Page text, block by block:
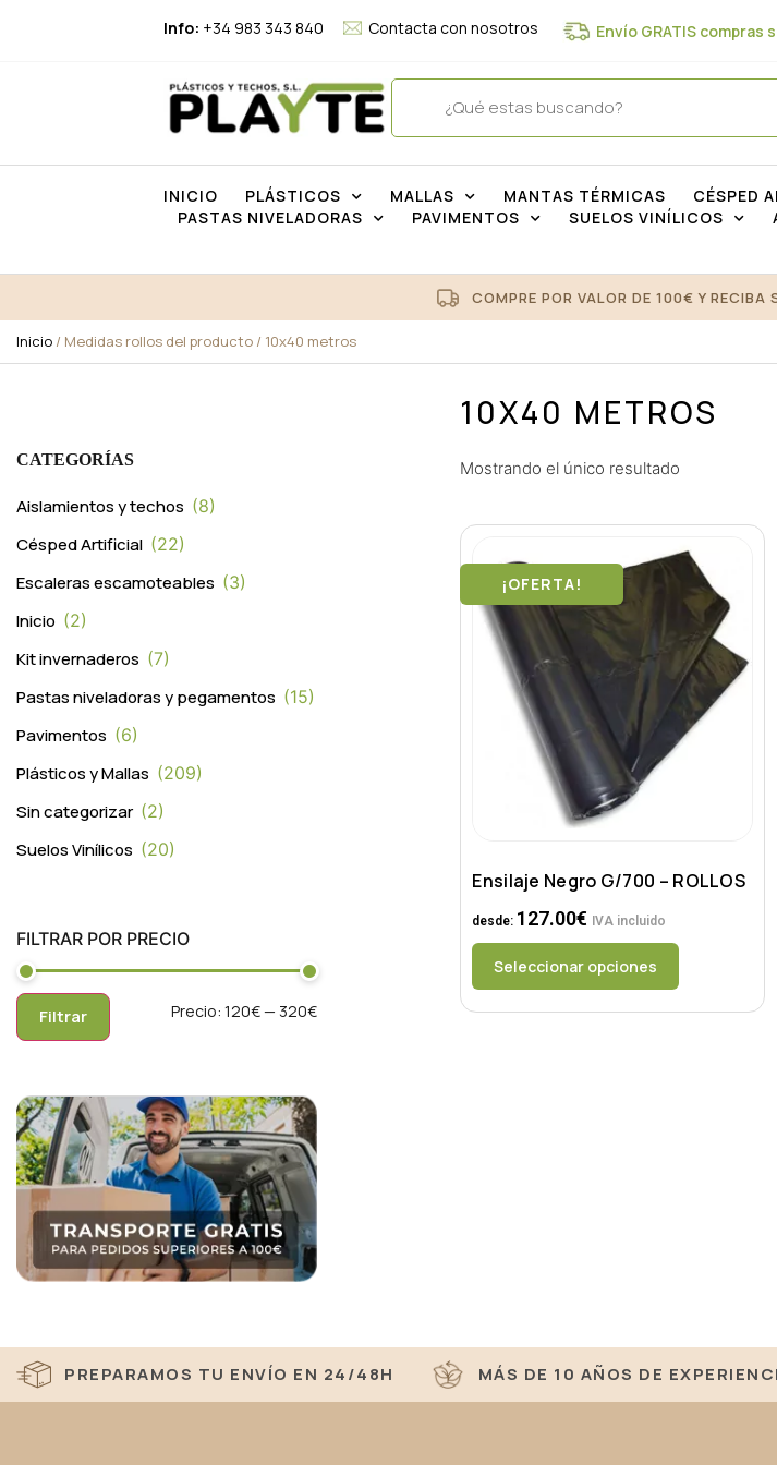
Info: +34 983 343 840 Contacta con nosotros Envío GRATIS compras
INICIO PLÁSTICOS MALLAS MANTAS TÉRMICAS CÉSPED
PASTAS NIVELADORAS
PAVIMENTOS SUELOS VINÍLICOS
COMPRE POR VALOR DE 100€ Y RECIBA
Inicio / Medidas rollos del producto / 10x40 metros
CATEGORÍAS
Aislamientos y techos 8
Césped Artificial 22
Escaleras escamoteables 3
Inicio 2
Kit invernaderos 7
Pastas niveladoras y pegamentos 15
Pavimentos 6
Plásticos y Mallas 209
Sin categorizar 2
Suelos Vinílicos 20
FILTRAR POR PRECIO
Filtrar Precio: 120€— 320€
10X40 METROS
Mostrando el único resultado
¡OFERTA!
Ensilaje Negro G/700 – ROLLOS
desde: 127.00€ IVA incluido
Seleccionar opciones
PREPARAMOS TU ENVÍO EN 24/48H MÁS DE 10 AÑOS DE